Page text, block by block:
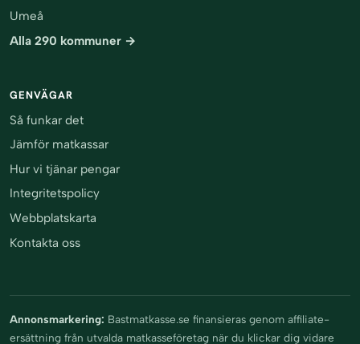
Umeå
Alla 290 kommuner →
GENVÄGAR
Så funkar det
Jämför matkassar
Hur vi tjänar pengar
Integritetspolicy
Webbplatskarta
Kontakta oss
Annonsmarkering: Bastmatkasse.se finansieras genom affiliate-
ersättning från utvalda matkasseföretag när du klickar dig vidare